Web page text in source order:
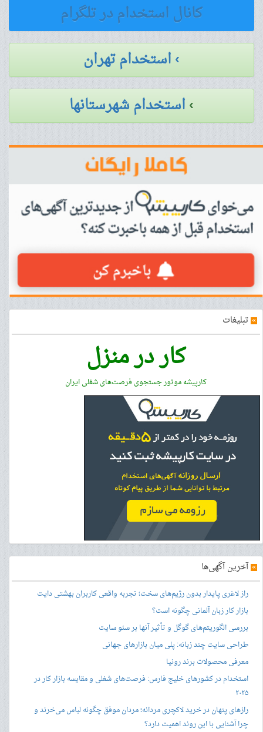
کانال استخدام در تلگرام
› استخدام تهران
›استخدام شهرستانها
» تبلیغات
کار در منزل
کارپیشه موتور جستجوی فرصت‌های شغلی ایران
»آخرین آگهی‌ها
راز لاغری پایدار بدون رژیم‌های سخت؛ تجربه واقعی کاربران بهشتی دایت
بازار کار زبان آلمانی چگونه است؟
بررسی الگوریتم‌های گوگل و تأثیر آنها بر سئو سایت
طراحی سایت چند زبانه: پلی میان بازارهای جهانی
معرفی محصولات برند رونیا
استخدام در کشورهای خلیج فارس: فرصت‌های شغلی و مقایسه بازار کار در
۲۰۲۵
رازهای پنهان در خرید لاکچری مردانه؛ مردان موفق چگونه لباس می‌خرند و
چرا آشنایی با این روند اهمیت دارد؟